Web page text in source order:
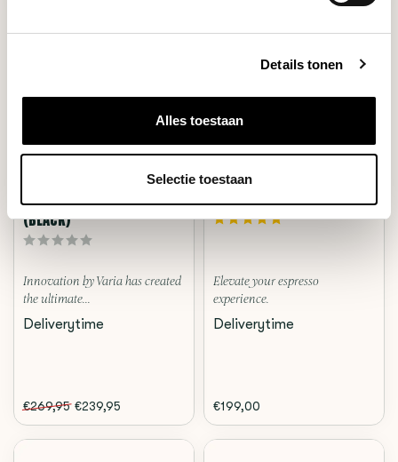
Details tonen
Alles toestaan
Selectie toestaan
EVO HYBRID GRINDER
(BLACK)
Innovation by Varia has created
the ultimate...
Deliverytime
€269,95 €239,95
1Zpresso
J-ULTRA (IRON GREY)
Elevate your espresso
experience.
Deliverytime
€199,00